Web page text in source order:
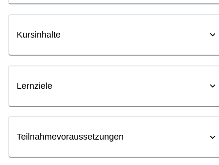
Kursinhalte
Lernziele
Teilnahmevoraussetzungen